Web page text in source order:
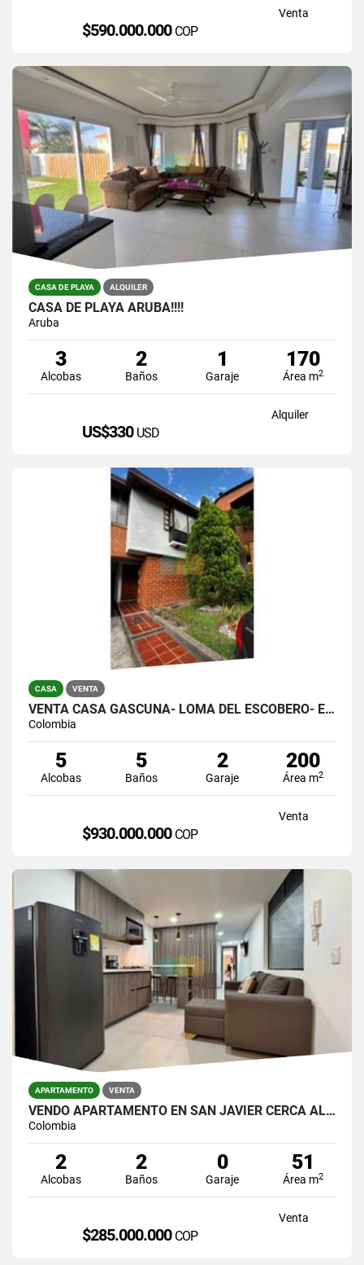
Venta
$590.000.000 COP
CASA DE PLAYA ALQUILER
CASA DE PLAYA ARUBA!!!!
Aruba
3
Alcobas
2
Baños
1
Garaje
170
Área m2
Alquiler
US$330 USD
CASA VENTA
VENTA CASA GASCUÑA- LOMA DEL ESCOBERO- ENVIGADO
Colombia
5
Alcobas
5
Baños
2
Garaje
200
Área m2
Venta
$930.000.000 COP
APARTAMENTO VENTA
VENDO APARTAMENTO EN SAN JAVIER CERCA AL METRO
Colombia
2
Alcobas
2
Baños
0
Garaje
51
Área m2
Venta
$285.000.000 COP